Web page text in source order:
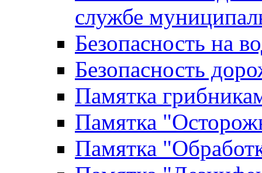
службе
Безопасность на
Безопасность
Памятка
Памятка
Памятка